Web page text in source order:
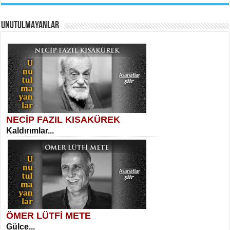
AHMET URFALI
Tahlil Denemesi...
SELAHATTİN YILDIZ
İnsanın Zindanı...
MEHMET TAŞTAN
Necati Sarıca
Ben Kader Vurgunuyum Maria...
Sibel Orhan
İki Kırık Boşluk...
UNUTULMAYANLAR
NECİP FAZIL KISAKÜREK
Kaldırımlar...
ÖMER LÜTFİ METE
Gülce...